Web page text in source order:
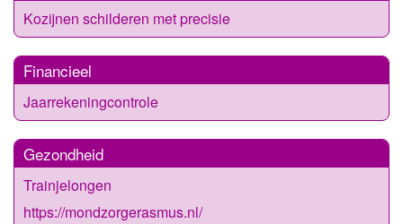
Kozijnen schilderen met precisie
Financieel
Jaarrekeningcontrole
Gezondheid
Trainjelongen
https://mondzorgerasmus.nl/